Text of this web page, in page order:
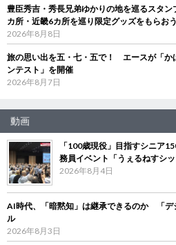
豊臣秀吉・秀長兄弟ゆかりの地を巡るスタ
カ所・近畿6カ所を巡り限定グッズをもらおう
2026年8月8日
旅の思い出を五・七・五で！ エースが「か
ンテスト」を開催
2026年8月7日
動画
「100歳現役」目指すシニア
務員イベント「うぇるねすシッ
2026年8月4日
AI時代、「暗黙知」は継承できるのか 「デ
ル
2026年8月3日